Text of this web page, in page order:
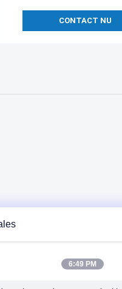
CONTACT NU
6:49 PM